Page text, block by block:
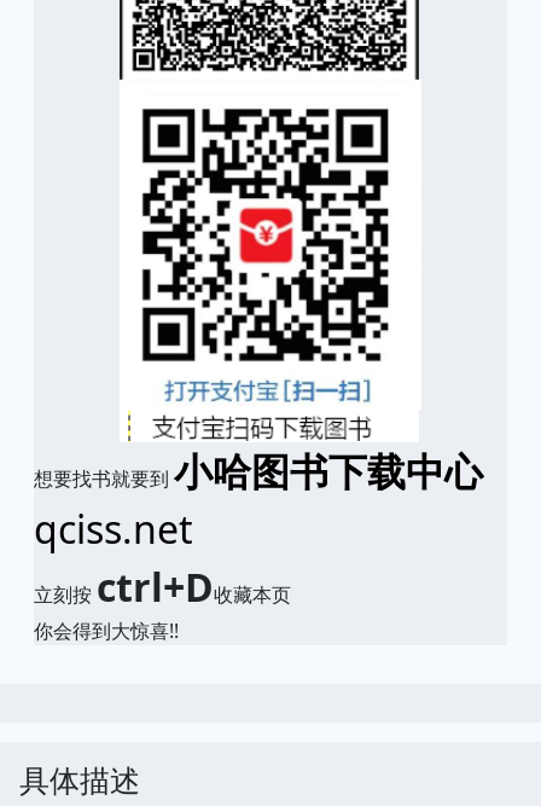
想要找书就要到 小哈图书下载中心
qciss.net
立刻按 ctrl+D收藏本页
你会得到大惊喜!!
具体描述